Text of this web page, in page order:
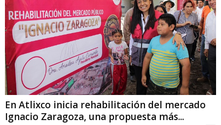
En Atlixco inicia rehabilitación del mercado
Ignacio Zaragoza, una propuesta más...